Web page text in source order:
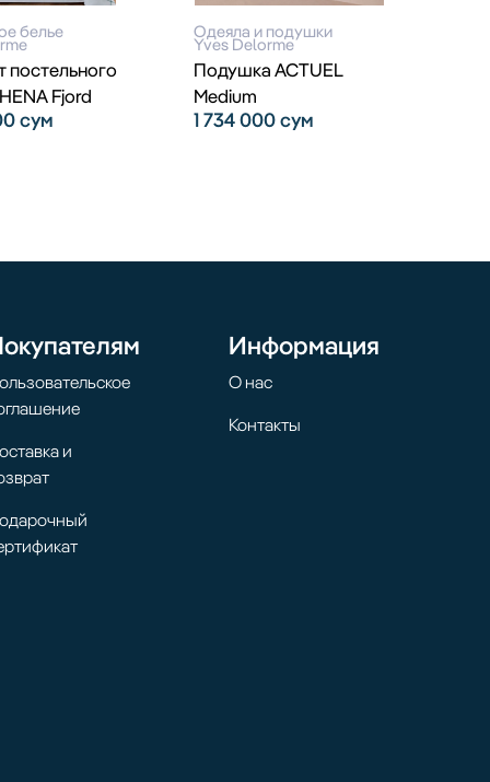
белье
постельного
Fjord
сум
Одеяла и подушки
Yves Delorme
Подушка ACTUEL
Medium
1 734 000сум
и
Информация
О нас
Контакты